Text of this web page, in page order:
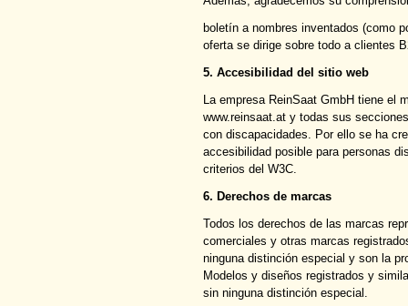
boletín a nombres inventados (como
oferta se dirige sobre todo a clientes
5. Accesibilidad del sitio web
La empresa ReinSaat GmbH tiene el
www.reinsaat.at y todas sus
con discapacidades. Por ello se ha
accesibilidad posible para personas
criterios del W3C.
6. Derechos de marcas
Todos los derechos de las marcas
comerciales y otras marcas
ninguna distinción especial y son la
Modelos y diseños registrados y
sin ninguna distinción especial.